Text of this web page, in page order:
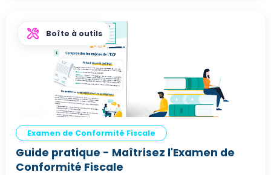
Boîte à outils
Examen de Conformité Fiscale
Guide pratique - Maîtrisez l'Examen de
Conformité Fiscale